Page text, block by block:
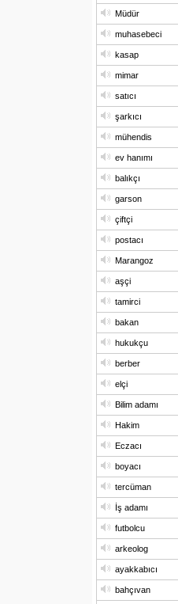
Müdür
muhasebeci
kasap
mimar
satıcı
şarkıcı
mühendis
ev hanımı
balıkçı
garson
çiftçi
postacı
Marangoz
aşçi
tamirci
bakan
hukukçu
berber
elçi
Bilim adamı
Hakim
Eczacı
boyacı
tercüman
İş adamı
futbolcu
arkeolog
ayakkabıcı
bahçıvan